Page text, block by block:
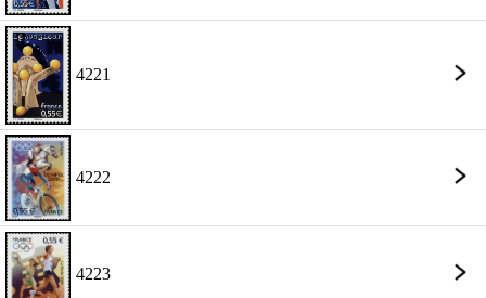
4221
4222
4223